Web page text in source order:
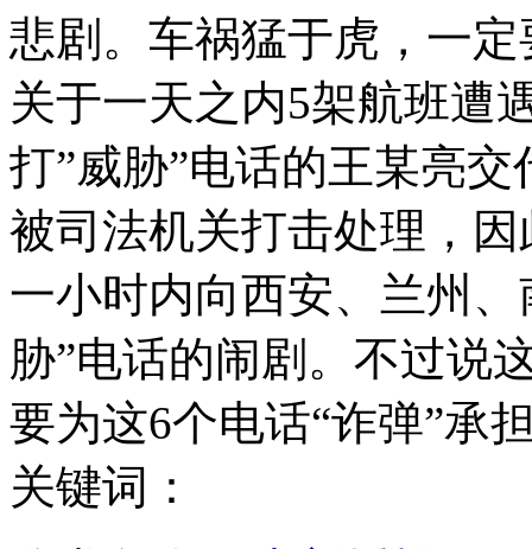
悲剧。车祸猛于虎，一
关于一天之内5架航班遭
打”威胁”电话的王某亮
被司法机关打击处理，
一小时内向西安、兰州
胁”电话的闹剧。不过说
要为这6个电话“诈弹”承
关键词：